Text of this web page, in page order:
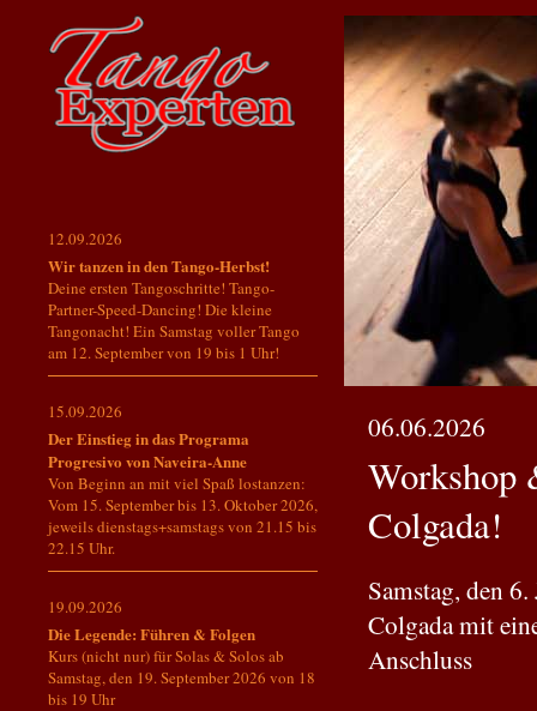
12.09.2026
Wir tanzen in den Tango-Herbst!
Deine ersten Tangoschritte! Tango-
Partner-Speed-Dancing! Die kleine
Tangonacht! Ein Samstag voller Tango
am 12. September von 19 bis 1 Uhr!
15.09.2026
Der Einstieg in das Programa
Progresivo von Naveira-Anne
Von Beginn an mit viel Spaß lostanzen:
Vom 15. September bis 13. Oktober 2026,
jeweils dienstags+samstags von 21.15 bis
22.15 Uhr.
19.09.2026
Die Legende: Führen & Folgen
Kurs (nicht nur) für Solas & Solos ab
Samstag, den 19. September 2026 von 18
bis 19 Uhr
06.06.2026
Workshop
Colgada!
Samstag, den
Colgada mit
Anschluss